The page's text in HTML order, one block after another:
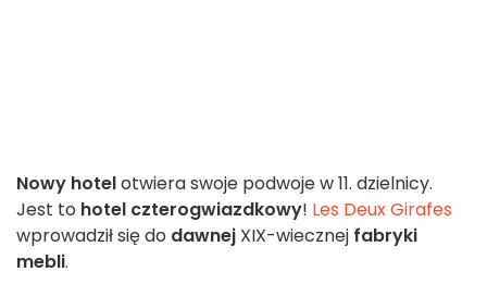
Nowy hotelotwiera swoje podwoje w 11. dzielnicy.
Jest to hotel czterogwiazdkowy! Les Deux Girafes
wprowadził się do dawnej XIX-wiecznej fabryki
mebli.